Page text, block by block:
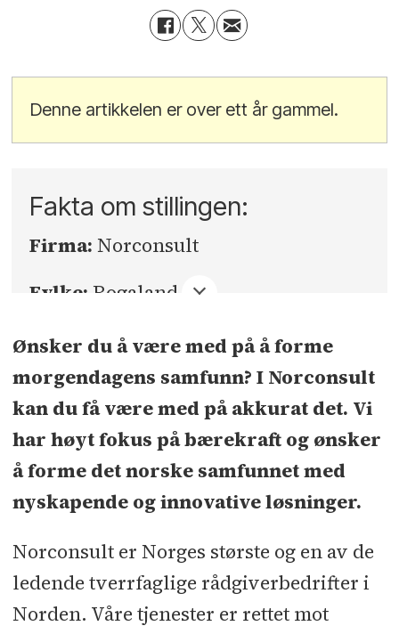
Denne artikkelen er over ett år gammel.
Fakta om stillingen:
Firma: Norconsult
Fylke: Rogaland
Sted:Stavanger
Søknadsfrist: 15.10.2024
Ønsker du å være med på å forme
morgendagens samfunn? I Norconsult
kan du få være med på akkurat det. Vi
har høyt fokus på bærekraft og ønsker
å forme det norske samfunnet med
nyskapende og innovative løsninger.
Norconsult er Norges største og en av de
ledende tverrfaglige rådgiverbedrifter i
Norden. Våre tjenester er rettet mot